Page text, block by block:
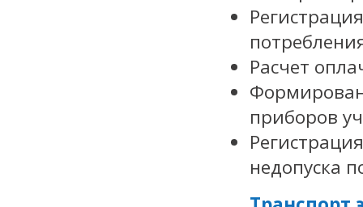
Расчет
приборов
недопуска